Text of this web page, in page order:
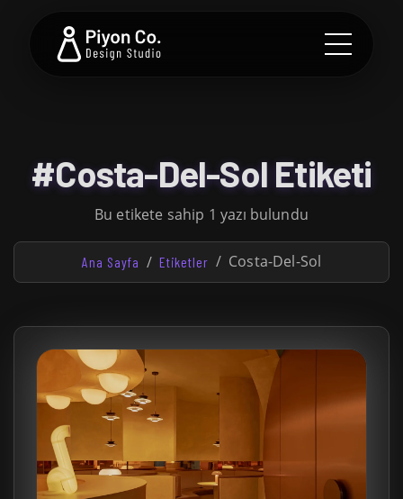
#Costa-Del-Sol Etiketi
Bu etikete sahip 1 yazı bulundu
Ana Sayfa Etiketler Costa-Del-Sol